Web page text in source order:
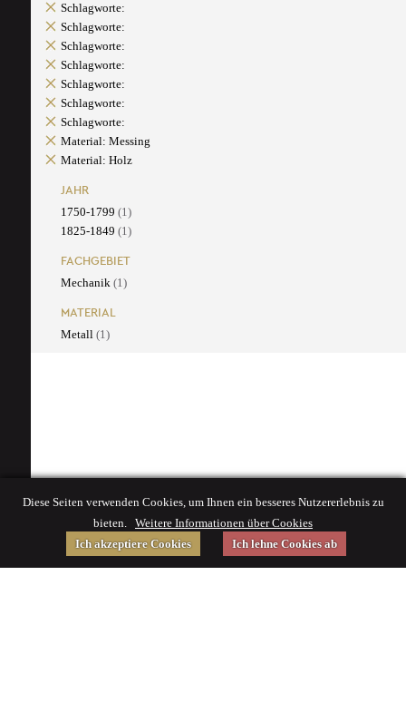
Schlagworte:
Schlagworte:
Schlagworte:
Schlagworte:
Schlagworte:
Schlagworte:
Schlagworte:
Material: Messing
Material: Holz
JAHR
1750-1799 (1)
1825-1849 (1)
FACHGEBIET
Mechanik (1)
MATERIAL
Metall (1)
Diese Seiten verwenden Cookies, um Ihnen ein besseres Nutzererlebnis zu
bieten. Weitere Informationen über Cookies
Ich akzeptiere Cookies
Ich lehne Cookies ab